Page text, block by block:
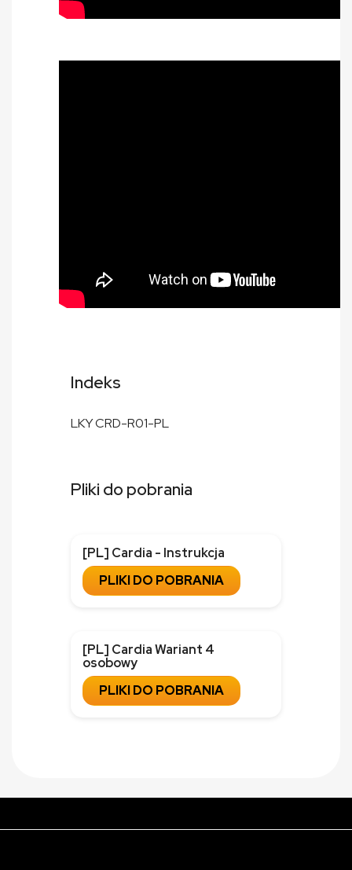
Indeks
LKY CRD-R01-PL
Pliki do pobrania
[PL] Cardia - Instrukcja
PLIKI DO POBRANIA
[PL] Cardia Wariant 4
osobowy
PLIKI DO POBRANIA